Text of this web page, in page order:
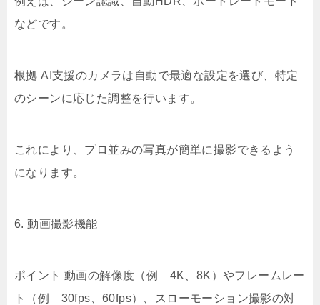
などです。
根拠 AI支援のカメラは自動で最適な設定を選び、特定
のシーンに応じた調整を行います。
これにより、プロ並みの写真が簡単に撮影できるよう
になります。
6. 動画撮影機能
ポイント 動画の解像度（例 4K、8K）やフレームレー
ト（例 30fps、60fps）、スローモーション撮影の対